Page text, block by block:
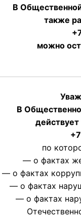
В
также
можно
В
по
— о фактах
— о фактах
— о фактах
— о фактах